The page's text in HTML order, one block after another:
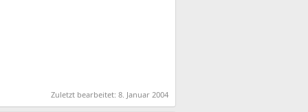
Zuletzt bearbeitet: 8. Januar 2004